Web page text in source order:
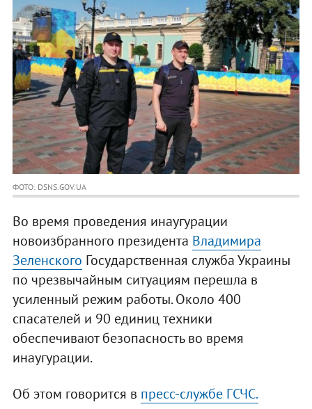
ФОТО: DSNS.GOV.UA
Во время проведения инаугурации
новоизбранного президента Владимира
Зеленского Государственная служба Украины
по чрезвычайным ситуациям перешла в
усиленный режим работы. Около 400
спасателей и 90 единиц техники
обеспечивают безопасность во время
инаугурации.
Об этом говорится в пресс-службе ГСЧС.